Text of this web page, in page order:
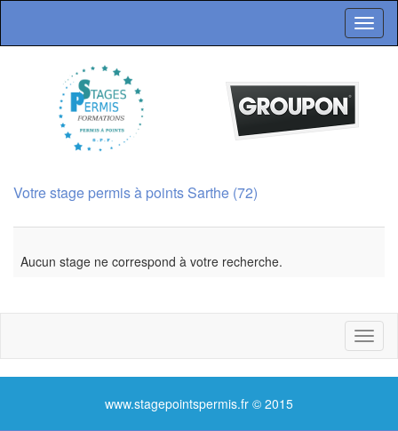
Votre stage permis à points Sarthe (72)
Aucun stage ne correspond à votre recherche.
www.stagepointspermis.fr © 2015